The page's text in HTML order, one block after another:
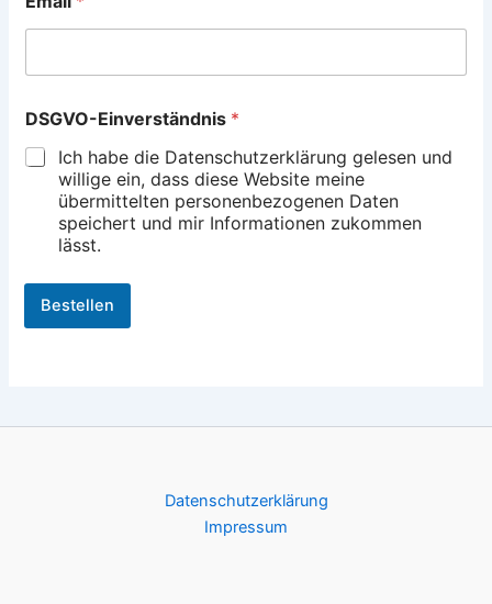
*
*
DSGVO-Einverständnis *
Ich habe die Datenschutzerklärung gelesen und
willige ein, dass diese Website meine
übermittelten personenbezogenen Daten
speichert und mir Informationen zukommen
lässt.
Bestellen
Datenschutzerklärung
Impressum